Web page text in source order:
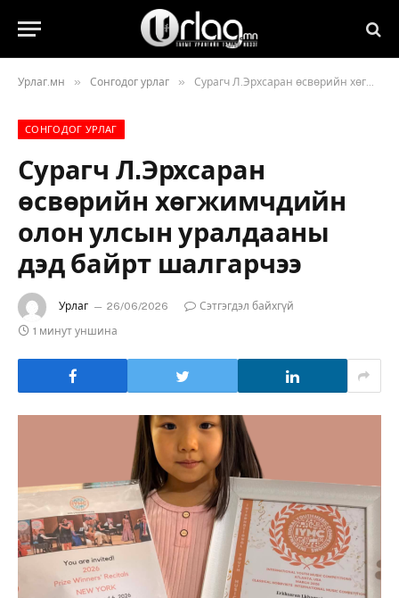
Урлаг.мн » Сонгодог урлаг » Сурагч Л.Эрхсаран өсвөрийн хөгжимчдийн олон улсын уралдааны дэд байрт шалгарчээ
СОНГОДОГ УРЛАГ
Сурагч Л.Эрхсаран
өсвөрийн хөгжимчдийн
олон улсын уралдааны
дэд байрт шалгарчээ
Урлаг 26/06/2026
Сэтгэгдэл байхгүй
1 минут уншина